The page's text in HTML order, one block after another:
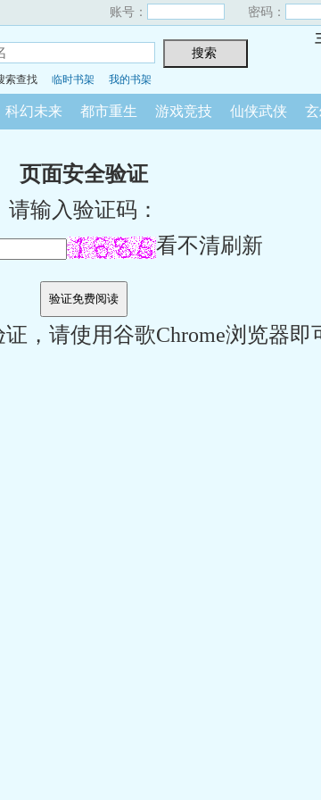
账号： 密码：
索查找 临时书架 我的书架
科幻未来 都市重生 游戏竞技 仙侠武侠
页面安全验证
请输入验证码：
看不清刷新
，请使用谷歌Chrome浏览器即